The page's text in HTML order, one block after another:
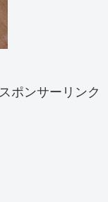
スポンサーリンク